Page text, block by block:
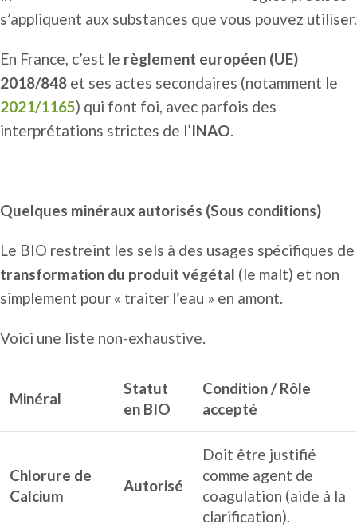
s’appliquent aux substances que vous pouvez utiliser.
En France, c’est le règlement européen (UE)
2018/848 et ses actes secondaires (notamment le
2021/1165) qui font foi, avec parfois des
interprétations strictes de l’INAO.
Quelques minéraux autorisés (Sous conditions)
Le BIO restreint les sels à des usages spécifiques de
transformation du produit végétal (le malt) et non
simplement pour « traiter l’eau » en amont.
Voici une liste non-exhaustive.
Minéral
Statut
en BIO
Condition / Rôle
accepté
Chlorure de
Calcium
Autorisé
Doit être justifié
comme agent de
coagulation (aide à la
clarification).